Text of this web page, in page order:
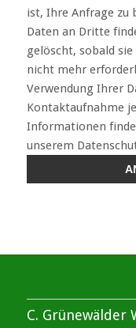
ist, Ihre Anfrage zu
Daten an Dritte
gelöscht, sobald
nicht mehr
Verwendung Ihrer
Kontaktaufnahme
Informationen
unserem
C. Grünewälder